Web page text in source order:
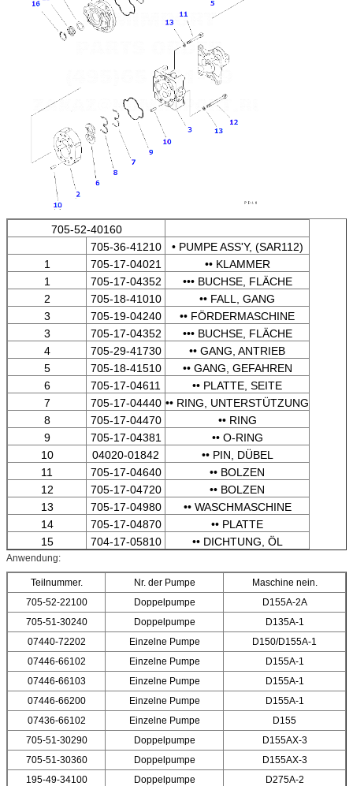
705-52-40160
705-36-41210
• PUMPE ASS'Y, (SAR112)
1
705-17-04021
•• KLAMMER
1
705-17-04352
••• BUCHSE, FLÄCHE
2
705-18-41010
•• FALL, GANG
3
705-19-04240
•• FÖRDERMASCHINE
3
705-17-04352
••• BUCHSE, FLÄCHE
4
705-29-41730
•• GANG, ANTRIEB
5
705-18-41510
•• GANG, GEFAHREN
6
705-17-04611
•• PLATTE, SEITE
7
705-17-04440 •• RING, UNTERSTÜTZUNG
8
705-17-04470
•• RING
9
705-17-04381
•• O-RING
10
04020-01842
•• PIN, DÜBEL
11
705-17-04640
•• BOLZEN
12
705-17-04720
•• BOLZEN
13
705-17-04980
•• WASCHMASCHINE
14
705-17-04870
•• PLATTE
15
704-17-05810 •• DICHTUNG, ÖL
Anwendung:
Teilnummer. Nr. der Pumpe
Maschine nein.
705-52-22100
Doppelpumpe
D155A-2A
705-51-30240
Doppelpumpe
D135A-1
07440-72202
Einzelne Pumpe
D150/D155A-1
07446-66102
Einzelne Pumpe
D155A-1
07446-66103
Einzelne Pumpe
D155A-1
07446-66200
Einzelne Pumpe
D155A-1
07436-66102
Einzelne Pumpe
D155
705-51-30290
Doppelpumpe
D155AX-3
705-51-30360
Doppelpumpe
D155AX-3
195-49-34100
Doppelpumpe
D275A-2